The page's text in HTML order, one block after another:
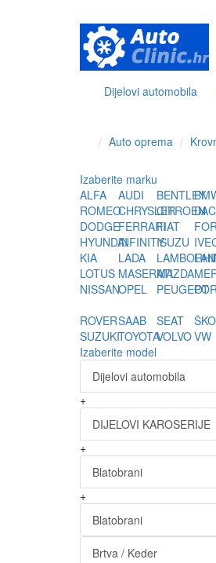
Dijelovi automobila
Auto oprema
Izaberite marku
ALFA
ROMEO
AUDI BENTLEY
CHRYSLERCITROEN
DODGEFERRARIFIAT
HYUNDAIINFINITYISUZU
KIA
LADA
LOTUS MASERATIMAZDA
NISSANOPEL PEUGEOT
ROVERSAAB SEAT
SUZUKITOYOTAVOLVOVW
Izaberite model
Dijelovi automobila
+
DIJELOVI KAROSERIJE
+
Blatobrani
+
Blatobrani
Brtva / Keder